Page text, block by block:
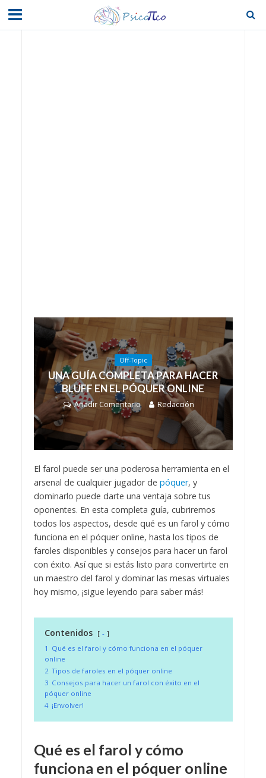
Off-Topic
UNA GUÍA COMPLETA PARA HACER
BLUFF EN EL PÓQUER ONLINE
Añadir Comentario Redacción
El farol puede ser una poderosa herramienta en el
arsenal de cualquier jugador de póquer, y
dominarlo puede darte una ventaja sobre tus
oponentes. En esta completa guía, cubriremos
todos los aspectos, desde qué es un farol y cómo
funciona en el póquer online, hasta los tipos de
faroles disponibles y consejos para hacer un farol
con éxito. Así que si estás listo para convertirte en
un maestro del farol y dominar las mesas virtuales
hoy mismo, ¡sigue leyendo para saber más!
Contenidos
-
1 Qué es el farol y cómo funciona en el póquer
online
2 Tipos de faroles en el póquer online
3 Consejos para hacer un farol con éxito en el
póquer online
4 ¡Envolver!
Qué es el farol y cómo
funciona en el póquer online